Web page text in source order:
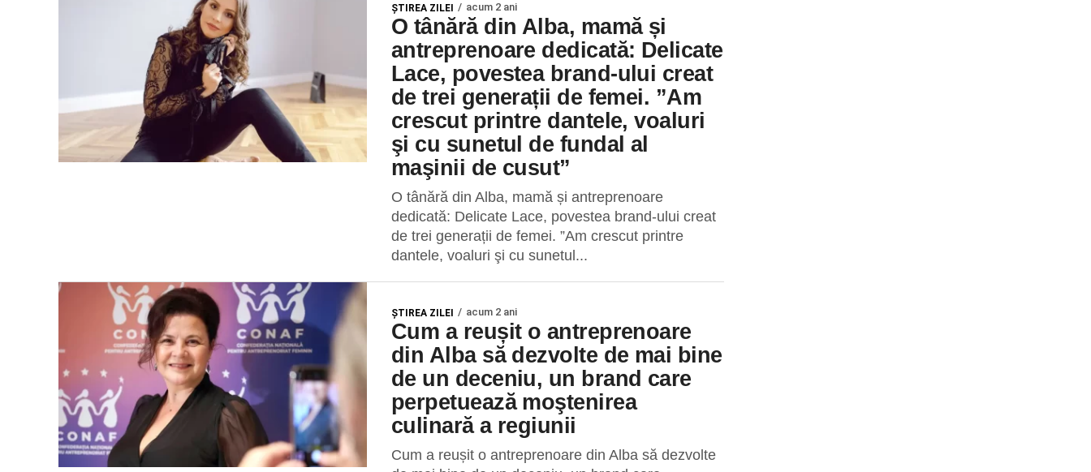
ŞTIREA ZILEI acum 2 ani
O tânără din Alba, mamă și
antreprenoare dedicată: Delicate
Lace, povestea brand-ului creat
de trei generații de femei. ”Am
crescut printre dantele, voaluri
şi cu sunetul de fundal al
maşinii de cusut”
O tânără din Alba, mamă și antreprenoare
dedicată: Delicate Lace, povestea brand-ului creat
de trei generații de femei. ”Am crescut printre
dantele, voaluri şi cu sunetul...
ŞTIREA ZILEI acum 2 ani
Cum a reușit o antreprenoare
din Alba să dezvolte de mai bine
de un deceniu, un brand care
perpetuează moştenirea
culinară a regiunii
Cum a reușit o antreprenoare din Alba să dezvolte